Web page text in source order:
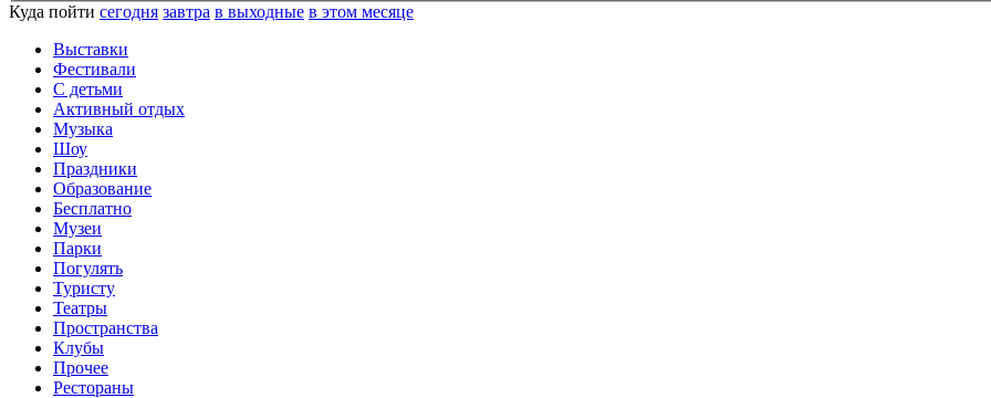
Куда пойти сегодня завтра в выходные в этом месяце
Выставки
Фестивали
С детьми
Активный отдых
Музыка
Шоу
Праздники
Образование
Бесплатно
Музеи
Парки
Погулять
Туристу
Театры
Пространства
Клубы
Прочее
Рестораны